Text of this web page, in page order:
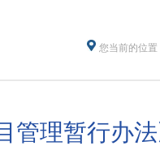
您当前的位置
管理暂行办